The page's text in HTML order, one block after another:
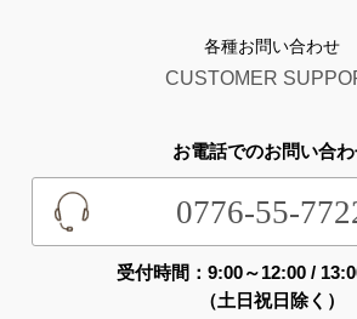
各種お問い合わせ
CUSTOMER
お電話でのお問い合
0776-55-
受付時間：9:00～12:00 /
（土日祝日除く）